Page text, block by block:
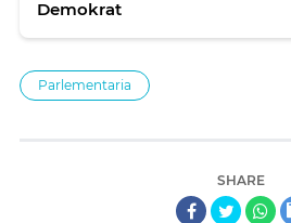
Demokrat
Parlementaria
SHARE